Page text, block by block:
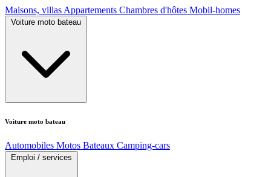
Maisons, villas Appartements Chambres d'hôtes Mobil-homes
Voiture moto bateau
Voiture moto bateau
Automobiles Motos Bateaux Camping-cars
Emploi / services